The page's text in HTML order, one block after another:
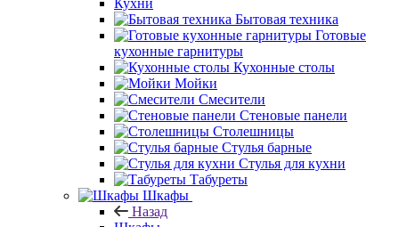
Кухни
Бытовая техника
Готовые
кухонные гарнитуры
Кухонные столы
Мойки
Смесители
Стеновые панели
Столешницы
Стулья барные
Стулья для кухни
Табуреты
Шкафы
Назад